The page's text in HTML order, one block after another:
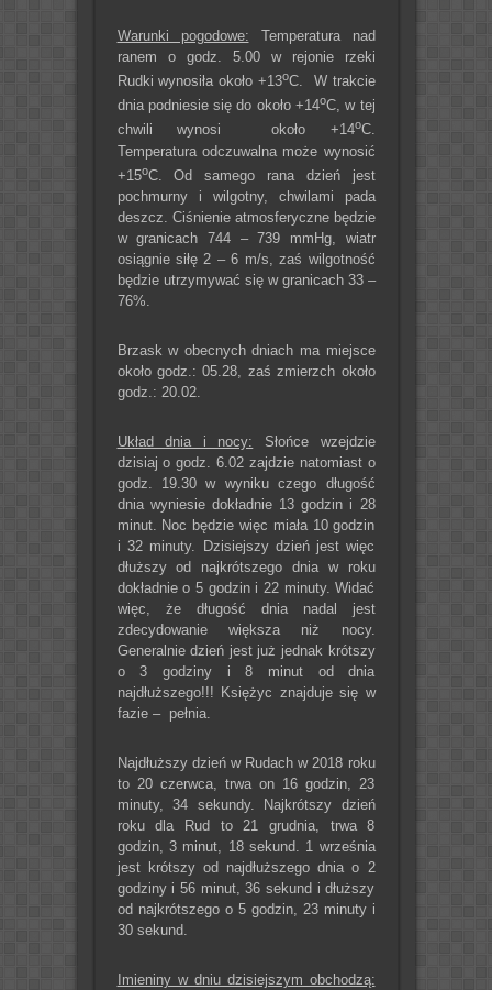
Warunki pogodowe: Temperatura nad
ranem o godz. 5.00 w rejonie rzeki
Rudki wynosiła około +13oC. W trakcie
dnia podniesie się do około +14oC, w tej
chwili wynosi około +14oC.
Temperatura odczuwalna może wynosić
+15oC. Od samego rana dzień jest
pochmurny i wilgotny, chwilami pada
deszcz. Ciśnienie atmosferyczne będzie
w granicach 744 – 739 mmHg, wiatr
osiągnie siłę 2 – 6 m/s, zaś wilgotność
będzie utrzymywać się w granicach 33 –
76%.
Brzask w obecnych dniach ma miejsce
około godz.: 05.28, zaś zmierzch około
godz.: 20.02.
Układ dnia i nocy: Słońce wzejdzie
dzisiaj o godz. 6.02 zajdzie natomiast o
godz. 19.30 w wyniku czego długość
dnia wyniesie dokładnie 13 godzin i 28
minut. Noc będzie więc miała 10 godzin
i 32 minuty. Dzisiejszy dzień jest więc
dłuższy od najkrótszego dnia w roku
dokładnie o 5 godzin i 22 minuty. Widać
więc, że długość dnia nadal jest
zdecydowanie większa niż nocy.
Generalnie dzień jest już jednak krótszy
o 3 godziny i 8 minut od dnia
najdłuższego!!! Księżyc znajduje się w
fazie – pełnia.
Najdłuższy dzień w Rudach w 2018 roku
to 20 czerwca, trwa on 16 godzin, 23
minuty, 34 sekundy. Najkrótszy dzień
roku dla Rud to 21 grudnia, trwa 8
godzin, 3 minut, 18 sekund. 1 września
jest krótszy od najdłuższego dnia o 2
godziny i 56 minut, 36 sekund i dłuższy
od najkrótszego o 5 godzin, 23 minuty i
30 sekund.
Imieniny w dniu dzisiejszym obchodzą: